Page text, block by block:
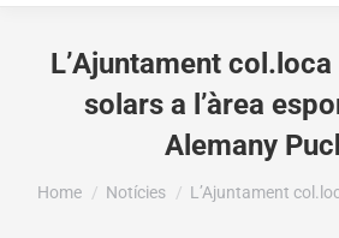
L’Ajuntament
solars a l’àrea
Alemany
You are here:
Home Notícies L’Ajuntament